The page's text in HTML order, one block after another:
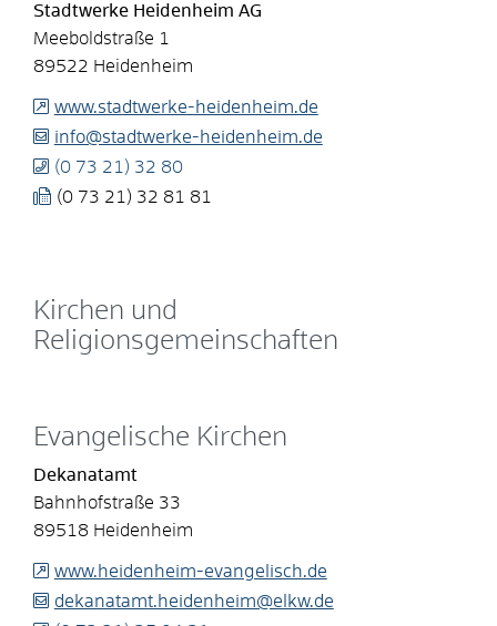
Stadtwerke Heidenheim AG
Meeboldstraße 1
89522 Heidenheim
www.stadtwerke-heidenheim.de
info@stadtwerke-heidenheim.de
(0 73 21) 32 80
(0 73 21) 32 81 81
Kirchen und
Religionsgemeinschaften
Evangelische Kirchen
Dekanatamt
Bahnhofstraße 33
89518 Heidenheim
www.heidenheim-evangelisch.de
dekanatamt.heidenheim@elkw.de